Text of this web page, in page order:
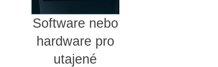
Software nebo
hardware pro
utajené